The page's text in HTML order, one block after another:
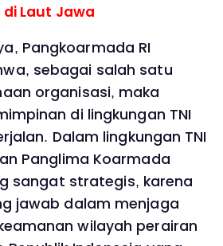
Laut Jawa
Pangkoarmada RI
sebagai salah satu
organisasi, maka
di lingkungan TNI
Dalam lingkungan TNI
Panglima Koarmada
sangat strategis, karena
jawab dalam menjaga
wilayah perairan